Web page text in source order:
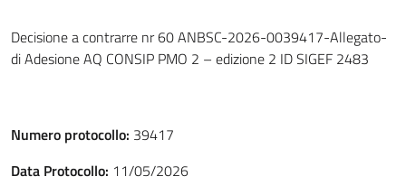
Decisione a contrarre nr 60 ANBSC-2026-0039417-Allegato-
di Adesione AQ CONSIP PMO 2 – edizione 2 ID SIGEF 2483
Numero protocollo: 39417
Data Protocollo: 11/05/2026